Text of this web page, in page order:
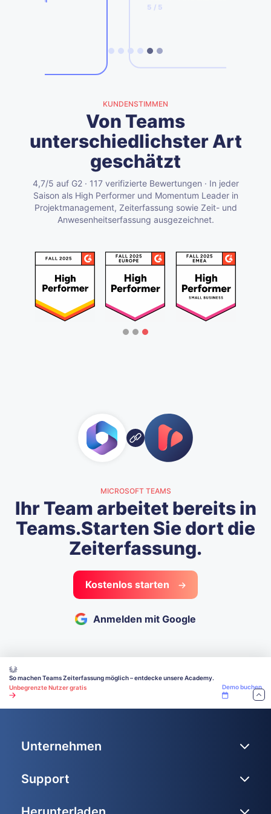
KUNDENSTIMMEN
Von Teams
unterschiedlichster Art
geschätzt
4,7/5 auf G2 · 117 verifizierte Bewertungen · In jeder
Saison als High Performer und Momentum Leader in
Projektmanagement, Zeiterfassung sowie Zeit- und
Anwesenheitserfassung ausgezeichnet.
MICROSOFT TEAMS
Ihr Team arbeitet bereits in
Teams.Starten Sie dort die
Zeiterfassung.
Kostenlos starten
Anmelden mit Google
So machen Teams Zeiterfassung möglich – entdecke unsere Academy.
Unbegrenzte Nutzer gratis
Demo buchen
Unternehmen
Support